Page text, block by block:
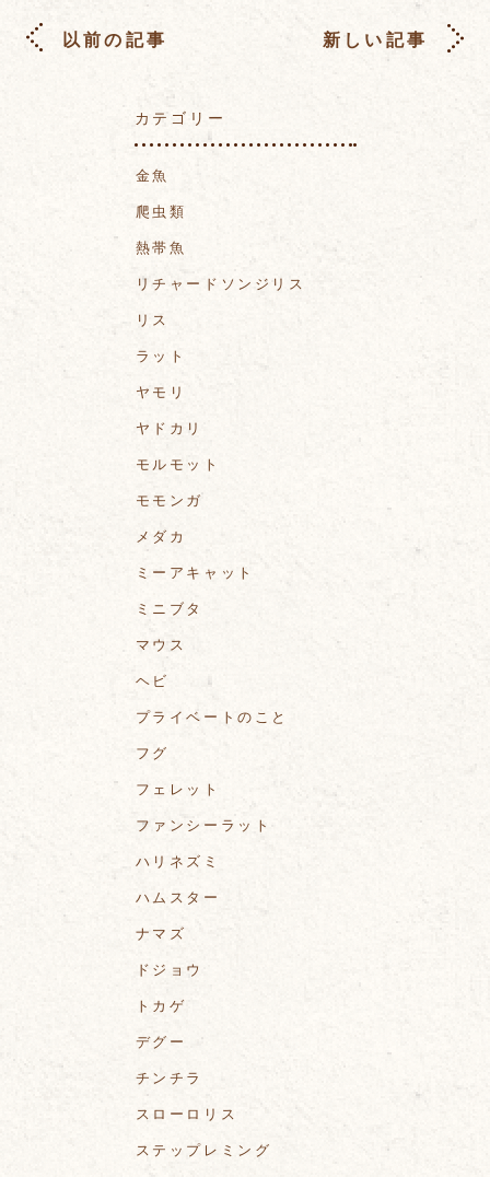
以前の記事 新しい記事
カテゴリー
金魚
爬虫類
熱帯魚
リチャードソンジリス
リス
ラット
ヤモリ
ヤドカリ
モルモット
モモンガ
メダカ
ミーアキャット
ミニブタ
マウス
ヘビ
プライベートのこと
フグ
フェレット
ファンシーラット
ハリネズミ
ハムスター
ナマズ
ドジョウ
トカゲ
デグー
チンチラ
スローロリス
ステップレミング